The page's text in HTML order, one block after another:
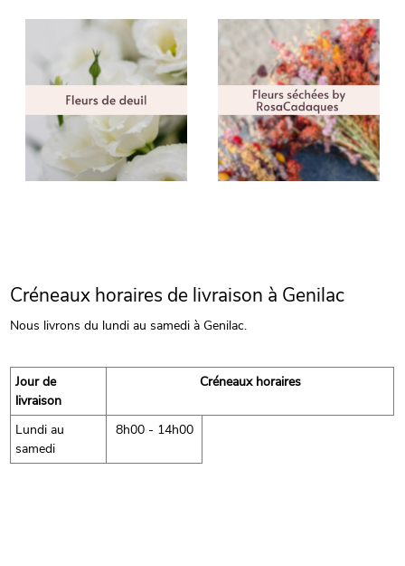
Créneaux horaires de livraison à Genilac
Nous livrons du lundi au samedi à Genilac.
Jour de
livraison
Créneaux horaires
Lundi au
samedi
8h00 - 14h00